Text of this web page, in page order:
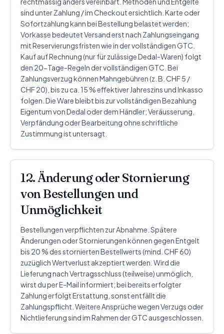
sind unter Zahlung / im Checkout ersichtlich. Karte oder
Sofortzahlung kann bei Bestellung belastet werden;
Vorkasse bedeutet Versand erst nach Zahlungseingang
mit Reservierungsfristen wie in der vollständigen GTC.
Kauf auf Rechnung (nur für zulässige Dedal-Waren) folgt
den 20-Tage-Regeln der vollständigen GTC. Bei
Zahlungsverzug können Mahngebühren (z. B. CHF 5 /
CHF 20), bis zu ca. 15 % effektiver Jahreszins und Inkasso
folgen. Die Ware bleibt bis zur vollständigen Bezahlung
Eigentum von Dedal oder dem Händler; Veräusserung,
Verpfändung oder Bearbeitung ohne schriftliche
Zustimmung ist untersagt.
12. Änderung oder Stornierung
von Bestellungen und
Unmöglichkeit
Bestellungen verpflichten zur Abnahme. Spätere
Änderungen oder Stornierungen können gegen Entgelt
bis 20 % des stornierten Bestellwerts (mind. CHF 60)
zuzüglich Wertverlust akzeptiert werden. Wird die
Lieferung nach Vertragsschluss (teilweise) unmöglich,
wirst du per E-Mail informiert; bei bereits erfolgter
Zahlung erfolgt Erstattung, sonst entfällt die
Zahlungspflicht. Weitere Ansprüche wegen Verzugs oder
Nichtlieferung sind im Rahmen der GTC ausgeschlossen.